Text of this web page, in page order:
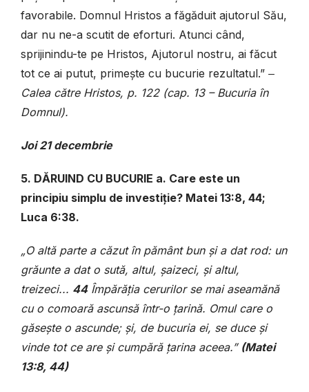
favorabile. Domnul Hristos a făgăduit ajutorul Său,
dar nu ne-a scutit de eforturi. Atunci când,
sprijinindu-te pe Hristos, Ajutorul nostru, ai făcut
tot ce ai putut, primește cu bucurie rezultatul.” ‒
Calea către Hristos, p. 122 (cap. 13 – Bucuria în
Domnul).
Joi 21 decembrie
5. DĂRUIND CU BUCURIE a. Care este un
principiu simplu de investiție? Matei 13:8, 44;
Luca 6:38.
„O altă parte a căzut în pământ bun și a dat rod: un
grăunte a dat o sută, altul, șaizeci, și altul,
treizeci... 44Împărăția cerurilor se mai aseamănă
cu o comoară ascunsă într-o țarină. Omul care o
găsește o ascunde; și, de bucuria ei, se duce și
vinde tot ce are și cumpără țarina aceea.” (Matei
13:8, 44)